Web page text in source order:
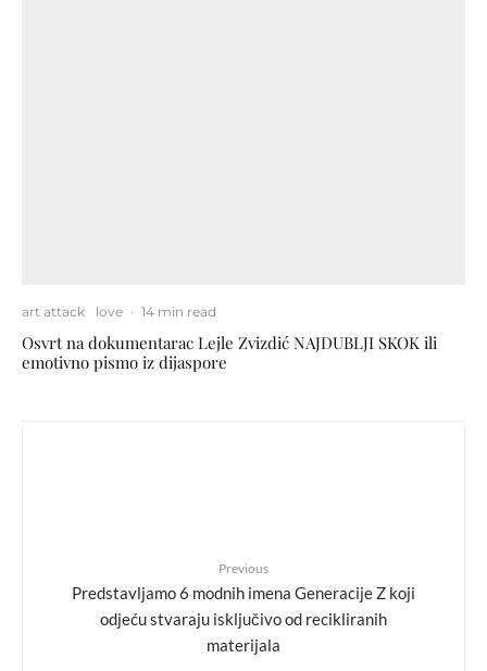
art attack love · 14 min read
Osvrt na dokumentarac Lejle Zvizdić NAJDUBLJI SKOK ili
emotivno pismo iz dijaspore
Previous
Predstavljamo 6 modnih imena Generacije Z koji
odjeću stvaraju isključivo od recikliranih
materijala